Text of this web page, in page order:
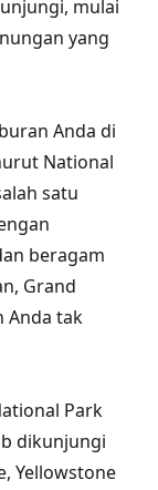
mulai
yang
Anda di
National
satu
beragam
Grand
Anda tak
Park
dikunjungi
Yellowstone